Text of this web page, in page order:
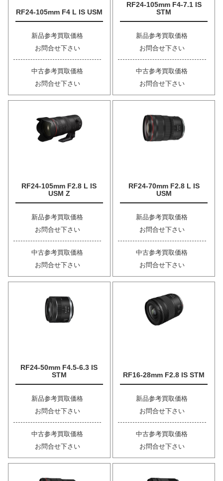
RF24-105mm F4 L IS USM
新品参考買取価格
お問合せ下さい
中古参考買取価格
お問合せ下さい
RF24-105mm F4-7.1 IS
STM
新品参考買取価格
お問合せ下さい
中古参考買取価格
お問合せ下さい
RF24-105mm F2.8 L IS
USM Z
新品参考買取価格
お問合せ下さい
中古参考買取価格
お問合せ下さい
RF24-70mm F2.8 L IS
USM
新品参考買取価格
お問合せ下さい
中古参考買取価格
お問合せ下さい
RF24-50mm F4.5-6.3 IS
STM
新品参考買取価格
お問合せ下さい
中古参考買取価格
お問合せ下さい
RF16-28mm F2.8 IS STM
新品参考買取価格
お問合せ下さい
中古参考買取価格
お問合せ下さい